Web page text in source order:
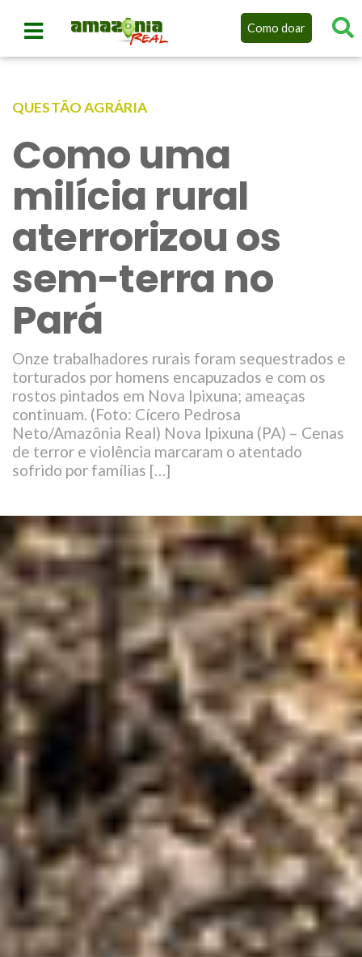
Como doar
QUESTÃO AGRÁRIA
Como uma
milícia rural
aterrorizou os
sem-terra no
Pará
Onze trabalhadores rurais foram sequestrados e
torturados por homens encapuzados e com os
rostos pintados em Nova Ipixuna; ameaças
continuam. (Foto: Cícero Pedrosa
Neto/Amazônia Real) Nova Ipixuna (PA) – Cenas
de terror e violência marcaram o atentado
sofrido por famílias […]